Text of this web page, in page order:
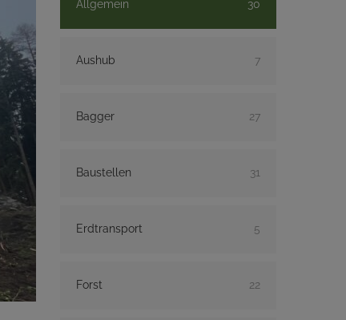
Allgemein 30
Aushub 7
Bagger 27
Baustellen 31
Erdtransport 5
Forst 22